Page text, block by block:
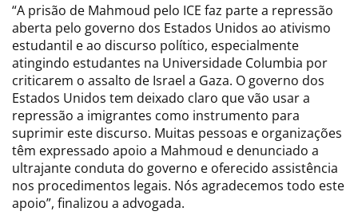
“A prisão de Mahmoud pelo ICE faz parte a repressão
aberta pelo governo dos Estados Unidos ao ativismo
estudantil e ao discurso político, especialmente
atingindo estudantes na Universidade Columbia por
criticarem o assalto de Israel a Gaza. O governo dos
Estados Unidos tem deixado claro que vão usar a
repressão a imigrantes como instrumento para
suprimir este discurso. Muitas pessoas e organizações
têm expressado apoio a Mahmoud e denunciado a
ultrajante conduta do governo e oferecido assistência
nos procedimentos legais. Nós agradecemos todo este
apoio”, finalizou a advogada.